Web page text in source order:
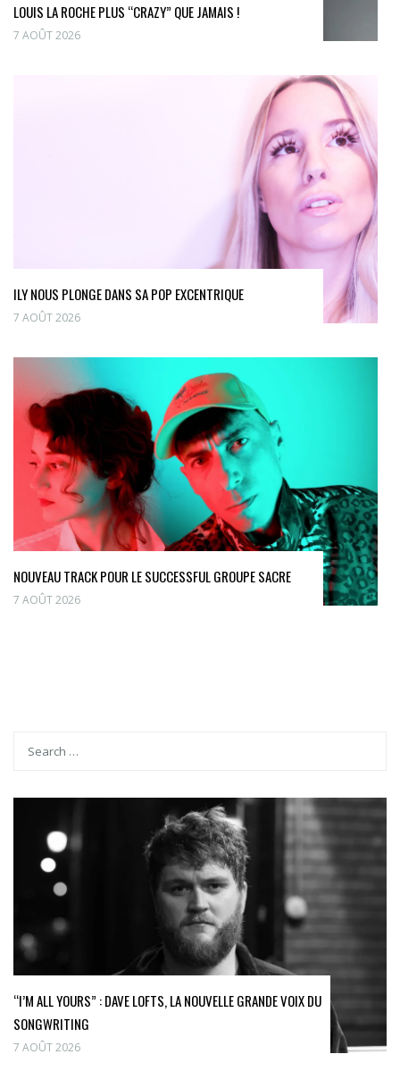
LOUIS LA ROCHE PLUS “CRAZY” QUE JAMAIS !
7 AOÛT 2026
ILY NOUS PLONGE DANS SA POP EXCENTRIQUE
7 AOÛT 2026
NOUVEAU TRACK POUR LE SUCCESSFUL GROUPE SACRE
7 AOÛT 2026
“I’M ALL YOURS” : DAVE LOFTS, LA NOUVELLE GRANDE VOIX DU
SONGWRITING
7 AOÛT 2026